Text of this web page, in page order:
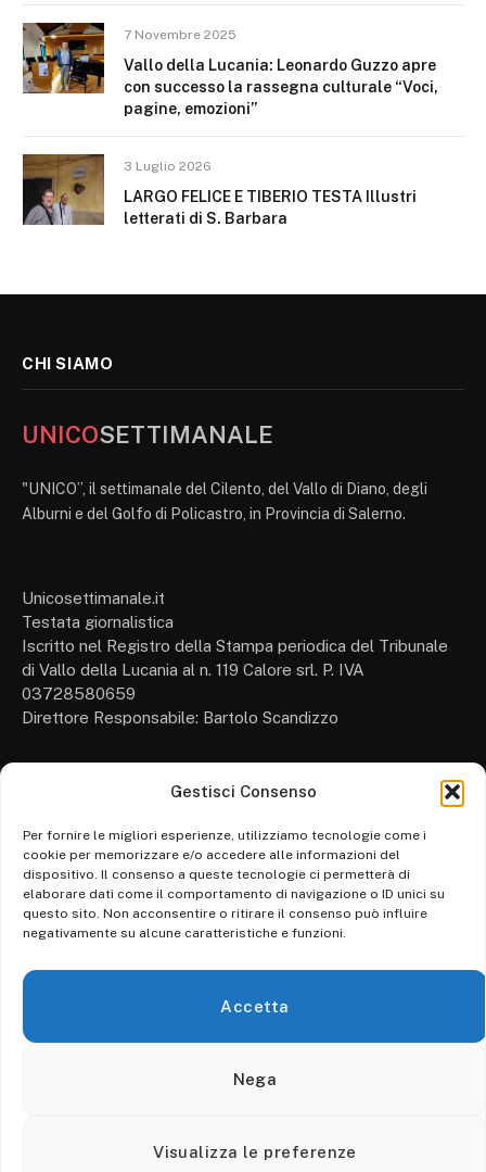
Gestisci Consenso
Per fornire le migliori esperienze, utilizziamo tecnologie come i
cookie per memorizzare e/o accedere alle informazioni del
dispositivo. Il consenso a queste tecnologie ci permetterà di
elaborare dati come il comportamento di navigazione o ID unici su
questo sito. Non acconsentire o ritirare il consenso può influire
negativamente su alcune caratteristiche e funzioni.
Accetta
Nega
Visualizza le preferenze
7 Novembre 2025
Vallo della Lucania: Leonardo Guzzo apre
con successo la rassegna culturale “Voci,
pagine, emozioni”
3 Luglio 2026
LARGO FELICE E TIBERIO TESTA Illustri
letterati di S. Barbara
CHI SIAMO
UNICOSETTIMANALE
"UNICO”, il settimanale del Cilento, del Vallo di Diano, degli
Alburni e del Golfo di Policastro, in Provincia di Salerno.
Unicosettimanale.it
Testata giornalistica
Iscritto nel Registro della Stampa periodica del Tribunale
di Vallo della Lucania al n. 119 Calore srl. P. IVA
03728580659
Direttore Responsabile: Bartolo Scandizzo
Attualità
Politica
Cronaca
Economia